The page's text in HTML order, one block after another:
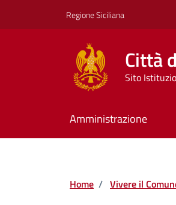
Regione Siciliana
Città
Sito
Amministrazione
Home / Vivere il